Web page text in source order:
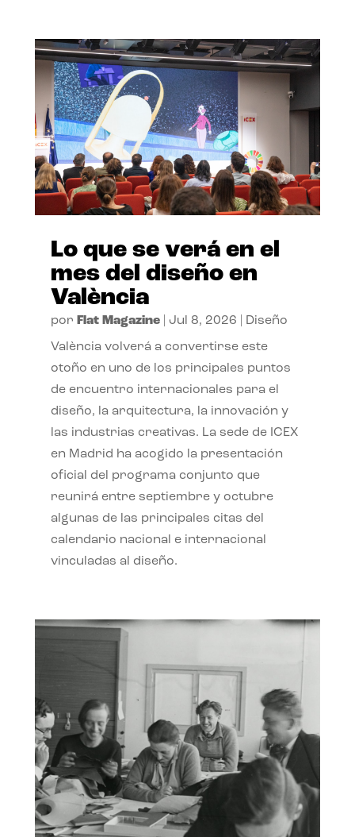
Lo que se verá en el
mes del diseño en
València
por Flat Magazine| Jul 8, 2026 Diseño
València volverá a convertirse este
otoño en uno de los principales puntos
de encuentro internacionales para el
diseño, la arquitectura, la innovación y
las industrias creativas. La sede de ICEX
en Madrid ha acogido la presentación
oficial del programa conjunto que
reunirá entre septiembre y octubre
algunas de las principales citas del
calendario nacional e internacional
vinculadas al diseño.